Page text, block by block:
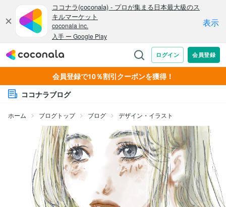
会員登録で10％割引クーポンを獲得！
ココナラブログ
ホーム ブログトップ ブログ デザイン・イラスト